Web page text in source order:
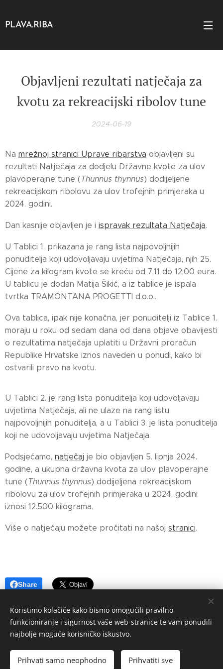
PLAVA.RIBA
Objavljeni rezultati natječaja za
kvotu za rekreacijski ribolov tune
2024-06-19
Na mrežnoj stranici Uprave ribarstva objavljeni su
rezultati Natječaja za dodjelu Državne kvote za ulov
plavoperajne tune (Thunnus thynnus) dodijeljene
rekreacijskom ribolovu za ulov trofejnih primjeraka u
2024. godini.
Dan kasnije objavljen je i ispravak rezultata Natječaja.
U Tablici 1. prikazana je rang lista najpovoljnijih
ponuditelja koji udovoljavaju uvjetima Natječaja, njih 25.
Cijene za kilogram kvote se kreću od 7,11 do 12,00 eura.
U tablicu je dodan Matija Šikić, a iz tablice je ispala
tvrtka TRAMONTANA PROGETTI d.o.o..
Ova tablica, ipak nije konačna, jer ponuditelji iz Tablice 1.
moraju u roku od sedam dana od dana objave obavijesti
o rezultatima natječaja uplatiti u Državni proračun
Republike Hrvatske iznos naveden u ponudi, kako bi
ostvarili pravo na kvotu.
U Tablici 2. je rang lista ponuditelja koji udovoljavaju
uvjetima Natječaja, ali ne ulaze na rang listu
najpovoljnijih ponuditelja, a u Tablici 3. je lista ponuditelja
koji ne udovoljavaju uvjetima Natječaja.
Podsjećamo, natječaj je bio objavljen 5. lipnja 2024.
godine, a ukupna državna kvota za ulov plavoperajne
tune (Thunnus thynnus) dodijeljena rekreacijskom
ribolovu za ulov trofejnih primjeraka u 2024. godini
iznosi 12.500 kilograma.
Više o natječaju možete pročitati na našoj stranici.
Share
© 2024 PLAVA.RIBA Hrvatska
Kolačići
Koristimo kolačiće kako bismo omogućili pravilno
funkcioniranje i sigurnost vaše web-stranice te vam ponudili
najbolje moguće korisničko iskustvo.
Prihvati samo neophodno Prihvatiti sve